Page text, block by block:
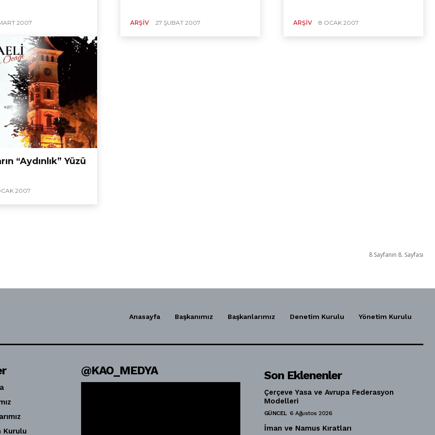
2007 ARŞIV 27 ŞUBAT 2007 ARŞIV 8 OCAK 2007
“Aydınlık” Yüzü
2007
8 Sayfanın 8. Sayfası
Anasayfa Başkanımız Başkanlarımız Denetim Kurulu Yönetim Kurulu
Kurulu
@KAO_MEDYA Son Eklenenler
Çerçeve Yasa ve Avrupa Federasyon
Modelleri
GÜNCEL 6 Ağustos 2026
İman ve Namus Kıratları